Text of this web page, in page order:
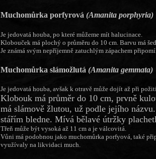
Muchomůrka porfyrová (Amanita porphyria)
Je jedovatá houba, po které můžeme mít halucinace.
Klobouček má plochý o průměru do 10 cm. Barvu má
Je známá svým nepříjemně zatuchlým zápachem
Muchomůrka slámožlutá (Amanita gemmata)
Je jedovatá houba, avšak k otravě může dojít až při
Klobouk má průměr do 10 cm, prvně
má slámově žlutou, už podle jejího
stářím bledne. Mívá bělavé útržky
Třeň může být vysoká až 11 cm a je válcovitá.
Vůni má podobnou jako muchomůrka porfyová, také
využívaly na likvidaci much.